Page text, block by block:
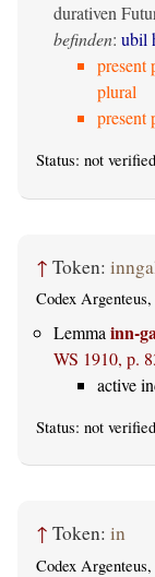
durativen
befinden: ubil
present
plural
present
Status: not
↑ Token:
Codex Argenteus,
Lemma inn-
WS 1910, p.
active
Status: not
↑ Token: in
Codex Argenteus,